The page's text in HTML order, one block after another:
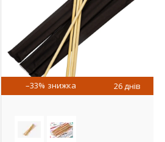
–33% 26 днів